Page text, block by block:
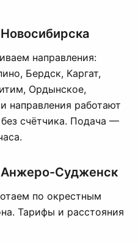
направления:
Бердск, Каргат,
Ордынское,
направления работают
счётчика. Подача —
Анжеро-Судженск
по окрестным
Тарифы и расстояния